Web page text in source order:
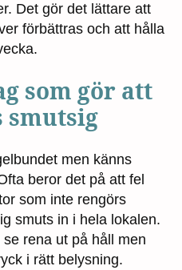
Det gör det lättare att
förbättras och att hålla
som gör att
smutsig
men känns
beror det på att fel
som inte rengörs
smuts in i hela lokalen.
rena ut på håll men
i rätt belysning.